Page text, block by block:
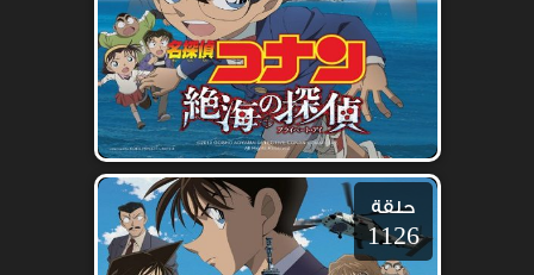
حلقة
1126